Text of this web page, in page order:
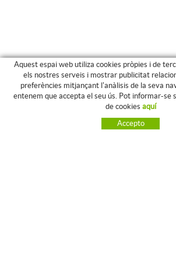
Aquest espai web utiliza cookies pròpies i de
els nostres serveis i mostrar publicitat
preferències mitjançant l'anàlisis de la seva
entenem que accepta el seu ús. Pot informar-se
de cookies aquí
Accepto